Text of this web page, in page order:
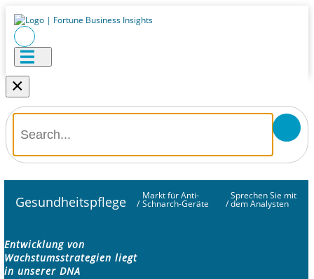
×
Gesundheitspflege /
Markt für Anti-
Schnarch-Geräte /
Sprechen Sie mit
dem Analysten
Entwicklung von
Wachstumsstrategien liegt
in unserer DNA